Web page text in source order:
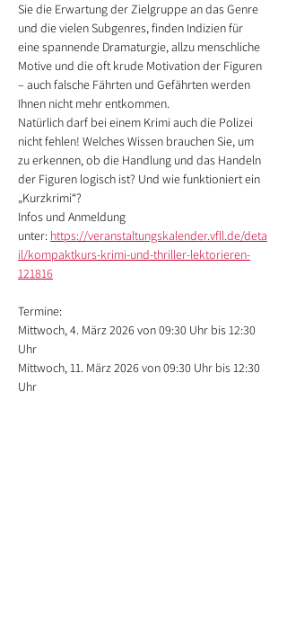
Sie die Erwartung der Zielgruppe an das Genre
und die vielen Subgenres, finden Indizien für
eine spannende Dramaturgie, allzu menschliche
Motive und die oft krude Motivation der Figuren
– auch falsche Fährten und Gefährten werden
Ihnen nicht mehr entkommen.
Natürlich darf bei einem Krimi auch die Polizei
nicht fehlen! Welches Wissen brauchen Sie, um
zu erkennen, ob die Handlung und das Handeln
der Figuren logisch ist? Und wie funktioniert ein
„Kurzkrimi“?
Infos und Anmeldung
unter: https://veranstaltungskalender.vfll.de/deta
il/kompaktkurs-krimi-und-thriller-lektorieren-
121816
Termine:
Mittwoch, 4. März 2026 von 09:30 Uhr bis 12:30
Uhr
Mittwoch, 11. März 2026 von 09:30 Uhr bis 12:30
Uhr